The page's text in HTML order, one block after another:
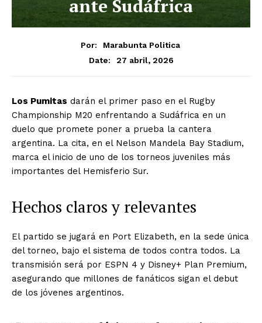
ante Sudáfrica
Por:
Marabunta Politica
Date:
27 abril, 2026
Los Pumitas darán el primer paso en el Rugby
Championship M20 enfrentando a Sudáfrica en un
duelo que promete poner a prueba la cantera
argentina. La cita, en el Nelson Mandela Bay Stadium,
marca el inicio de uno de los torneos juveniles más
importantes del Hemisferio Sur.
Hechos claros y relevantes
El partido se jugará en Port Elizabeth, en la sede única
del torneo, bajo el sistema de todos contra todos. La
transmisión será por ESPN 4 y Disney+ Plan Premium,
asegurando que millones de fanáticos sigan el debut
de los jóvenes argentinos.